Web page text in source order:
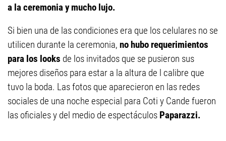
a la ceremonia y mucho lujo.
Si bien una de las condiciones era que los celulares no se
utilicen durante la ceremonia, no hubo requerimientos
para los looks de los invitados que se pusieron sus
mejores diseños para estar a la altura de l calibre que
tuvo la boda. Las fotos que aparecieron en las redes
sociales de una noche especial para Coti y Cande fueron
las oficiales y del medio de espectáculos Paparazzi.